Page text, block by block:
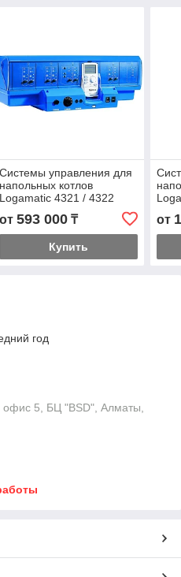
Системы управления для
напольных котлов
Logamatic 4321 / 4322
от 593 000₸
Купить
от
год
5, БЦ "BSD", Алматы,